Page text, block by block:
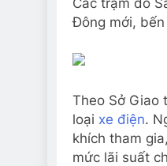
Đông mới,
Theo Sở Giao
loại xe điện.
khích tham
mức lãi suất